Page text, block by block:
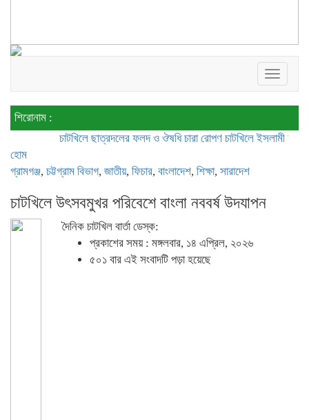
Toggle
শিরোনাম :
চাটখিলে ছাত্রদলের ফলদ ও ঔষধি চারা রোপণ চাটখিলে ইসলামী আন্দোলন
হোম
গ্রামগঞ্জ, চট্টগ্রাম বিভাগ, জাতীয়, ফিচার, বাংলাদেশ, শিক্ষা, সারাদেশ
চাটখিলে উৎসবমুখর পরিবেশে বাংলা নববর্ষ উদযাপন
দৈনিক চাটখিল বার্তা ডেস্ক:
প্রকাশের সময় : মঙ্গলবার, ১৪ এপ্রিল, ২০২৬
৫০১ বার এই সংবাদটি পড়া হয়েছে